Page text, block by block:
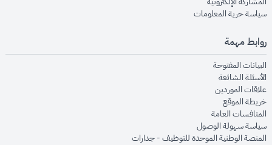
سياسة حرية المعلوماتopens in new window
روابط مهمة
البيانات المفتوحةopens in new window
الأسئلة الشائعةopens in new window
علاقات الموردينopens in new window
خريطة الموقعopens in new window
المنافسات العامةopens in new window
سياسة سهولة الوصولopens in new window
المنصة الوطنية الموحدة للتوظيف - جداراتopens in new window